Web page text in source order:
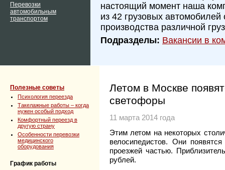
Перевозки
автомобильным
транспортом
настоящий момент наша
из 42 грузовых автомобилей
производства различной
Подразделы: Вакансии в
Полезные советы
Психология переезда
Такелажные работы – когда
нужен особый подход
Комфортный переезд в
другую страну
Особенности перевозки
медицинского
оборудования
График работы
Летом в Москве
светофоры
11 марта 2014 года
Этим летом на некоторых
велосипедистов. Они
проезжей частью.
рублей.